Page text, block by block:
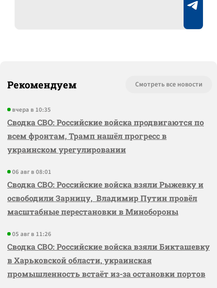
Рекомендуем Смотреть все новости
вчера в 10:35
Сводка СВО: Российские войска продвигаются по
всем фронтам, Трамп нашёл прогресс в
украинском урегулировании
06 авг в 08:01
Сводка СВО: Российские войска взяли Рыжевку и
освободили Зарницу, Владимир Путин провёл
масштабные перестановки в Минобороны
05 авг в 11:26
Сводка СВО: Российские войска взяли Бикташевку
в Харьковской области, украинская
промышленность встаёт из-за остановки портов